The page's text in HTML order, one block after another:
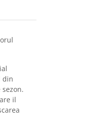
din
il